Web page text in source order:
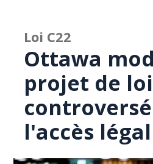
Loi C22
Ottawa
projet de loi
l'accès légal